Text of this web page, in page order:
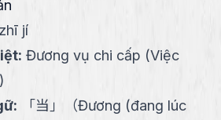
jí
: Đương vụ chi cấp (Việc
: 「当 」 （Đương (đang lúc